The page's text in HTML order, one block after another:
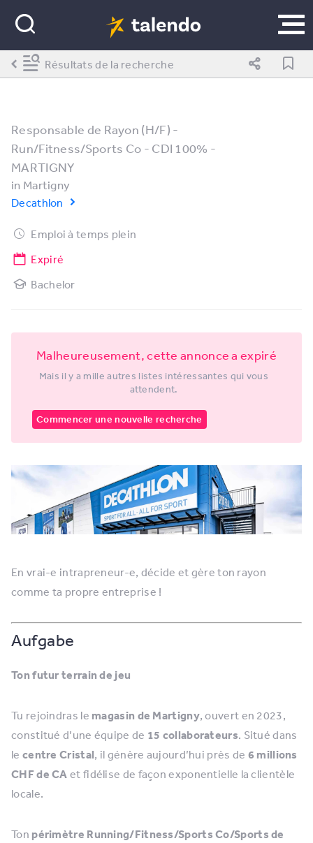
Responsable de Rayon (H/F) -
Run/Fitness/Sports Co - CDI 100% -
MARTIGNY
in Martigny
Decathlon
Emploi à temps plein
Expiré
Bachelor
Malheureusement, cette annonce a expiré
Mais il y a mille autres listes intéressantes qui vous
attendent.
Commencer une nouvelle recherche
En vrai-e intrapreneur-e, décide et gère ton rayon
comme ta propre entreprise !
Aufgabe
Ton futur terrain de jeu
Tu rejoindras le magasin de Martigny, ouvert en 2023,
constitué d’une équipe de 15 collaborateurs. Situé dans
le centre Cristal, il génère aujourd’hui près de 6 millions
CHF de CA et fidélise de façon exponentielle la clientèle
locale.
Ton périmètre Running/Fitness/Sports Co/Sports de
Résultats de la recherche